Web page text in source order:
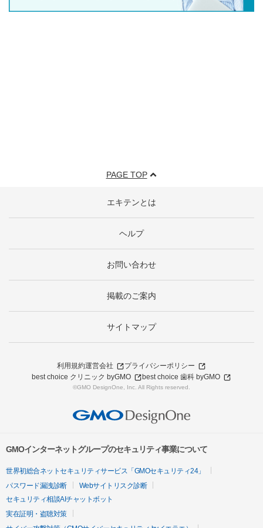
PAGE TOP
エキテンとは
ヘルプ
お問い合わせ
掲載のご案内
サイトマップ
利用規約運営会社
プライバシーポリシー
best choice クリニック byGMO
best choice 歯科 byGMO
©GMO DesignOne, Inc. All Rights reserved.
GMOインターネットグループのセキュリティ事業について
世界初総合ネットセキュリティサービス「GMOセキュリティ24」
パスワード漏洩診断
Webサイトリスク診断
セキュリティ相談AIチャットボット
実在証明・盗聴対策